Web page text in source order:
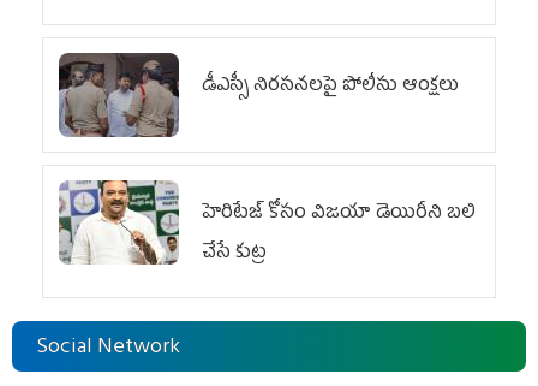
డీఎస్సీ నిరసనలపై పోలీసు ఆంక్షలు
హెరిటేజ్ కోసం విజయా డెయిరీని బలి
చేసే కుట్ర‌
Social Network